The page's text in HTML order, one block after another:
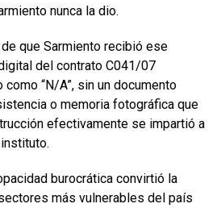
nunca la dio.
que Sarmiento recibió ese
del contrato C041/07
“N/A”, sin un documento
o memoria fotográfica que
efectivamente se impartió a
burocrática convirtió la
más vulnerables del país